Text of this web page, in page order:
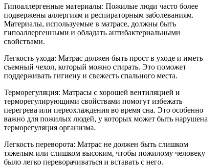
Гипоаллергенные материалы: Пожилые люди часто более
подвержены аллергиям и респираторным заболеваниям.
Материалы, используемые в матрасе, должны быть
гипоаллергенными и обладать антибактериальными
свойствами.
Легкость ухода: Матрас должен быть прост в уходе и иметь
съемный чехол, который можно стирать. Это поможет
поддерживать гигиену и свежесть спального места.
Терморегуляция: Матрасы с хорошей вентиляцией и
терморегулирующими свойствами помогут избежать
перегрева или переохлаждения во время сна. Это особенно
важно для пожилых людей, у которых может быть нарушена
терморегуляция организма.
Легкость переворота: Матрас не должен быть слишком
тяжелым или слишком высоким, чтобы пожилому человеку
было легко переворачиваться и вставать с него.